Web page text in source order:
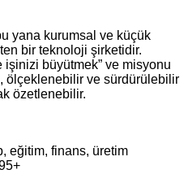
yana kurumsal ve küçük
bir teknoloji şirketidir.
büyütmek” ve misyonu
ölçeklenebilir ve sürdürülebilir
özetlenebilir.
eğitim, finans, üretim